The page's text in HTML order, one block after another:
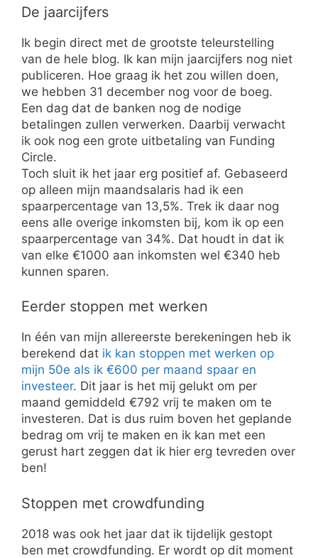
De jaarcijfers
Ik begin direct met de grootste teleurstelling
van de hele blog. Ik kan mijn jaarcijfers nog niet
publiceren. Hoe graag ik het zou willen doen,
we hebben 31 december nog voor de boeg.
Een dag dat de banken nog de nodige
betalingen zullen verwerken. Daarbij verwacht
ik ook nog een grote uitbetaling van Funding
Circle.
Toch sluit ik het jaar erg positief af. Gebaseerd
op alleen mijn maandsalaris had ik een
spaarpercentage van 13,5%. Trek ik daar nog
eens alle overige inkomsten bij, kom ik op een
spaarpercentage van 34%. Dat houdt in dat ik
van elke €1000 aan inkomsten wel €340 heb
kunnen sparen.
Eerder stoppen met werken
In één van mijn allereerste berekeningen heb ik
berekend dat ik kan stoppen met werken op
mijn 50e als ik €600 per maand spaar en
investeer. Dit jaar is het mij gelukt om per
maand gemiddeld €792 vrij te maken om te
investeren. Dat is dus ruim boven het geplande
bedrag om vrij te maken en ik kan met een
gerust hart zeggen dat ik hier erg tevreden over
ben!
Stoppen met crowdfunding
2018 was ook het jaar dat ik tijdelijk gestopt
ben met crowdfunding. Er wordt op dit moment